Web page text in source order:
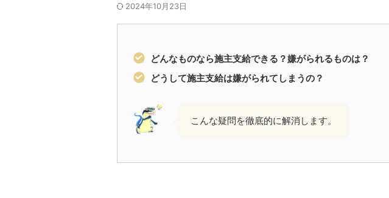
2024年10月23日
どんなものなら施主支給できる？嫌がられるものは？
どうして施主支給は嫌がられてしまうの？
こんな疑問を徹底的に解消します。